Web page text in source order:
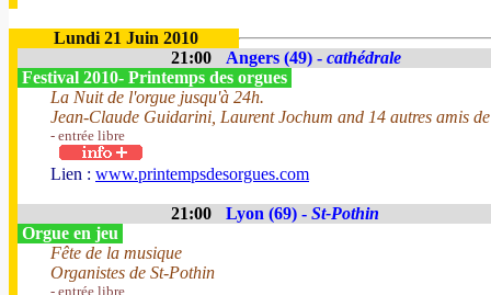
Lundi 21 Juin 2010
21:00
Angers (49) - cathédrale
Festival 2010- Printemps des orgues
La Nuit de l'orgue jusqu'à 24h.
Jean-Claude Guidarini, Laurent Jochum and 14 autres amis
- entrée libre
Lien : www.printempsdesorgues.com
21:00 Lyon (69) - St-Pothin
Orgue en jeu
Fête de la musique
Organistes de St-Pothin
- entrée libre